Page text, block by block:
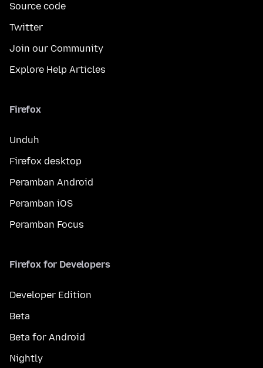
Source code
Twitter
Join our Community
Explore Help Articles
Firefox
Unduh
Firefox desktop
Peramban Android
Peramban iOS
Peramban Focus
Firefox for Developers
Developer Edition
Beta
Beta for Android
Nightly